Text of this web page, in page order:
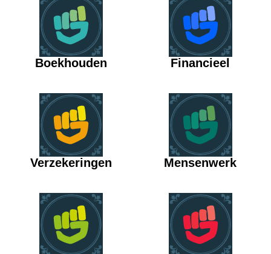
Boekhouden Financieel
Verzekeringen Mensenwerk